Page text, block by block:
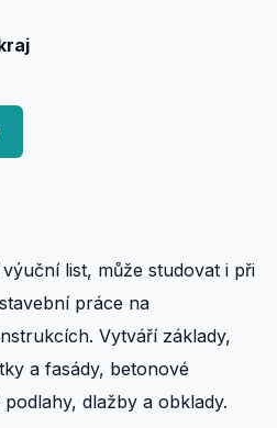
list, může studovat i při
práce na
Vytváří základy,
a fasády, betonové
dlažby a obklady.